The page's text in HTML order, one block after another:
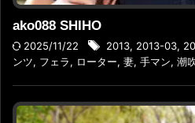
ako088 SHIHO
2025/11/22 2013, 2013-03,
ンツ, フェラ, ローター, 妻, 手マン, 潮